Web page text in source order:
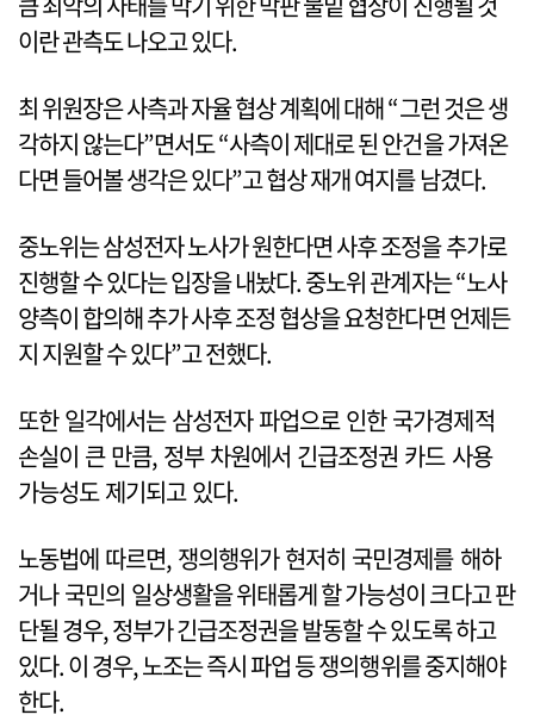
이란 관측도 나오고 있다.
최 위원장은 사측과 자율 협상 계획에 대해 “그런 것은 생
각하지 않는다”면서도 “사측이 제대로 된 안건을 가져온
다면 들어볼 생각은 있다”고 협상 재개 여지를 남겼다.
중노위는 삼성전자 노사가 원한다면 사후 조정을 추가로
진행할 수 있다는 입장을 내놨다. 중노위 관계자는 “노사
양측이 합의해 추가 사후 조정 협상을 요청한다면 언제든
지 지원할 수 있다”고 전했다.
또한 일각에서는 삼성전자 파업으로 인한 국가경제적
손실이 큰 만큼, 정부 차원에서 긴급조정권 카드 사용
가능성도 제기되고 있다.
노동법에 따르면, 쟁의행위가 현저히 국민경제를 해하
거나 국민의 일상생활을 위태롭게 할 가능성이 크다고 판
단될 경우, 정부가 긴급조정권을 발동할 수 있도록 하고
있다. 이 경우, 노조는 즉시 파업 등 쟁의행위를 중지해야
한다.